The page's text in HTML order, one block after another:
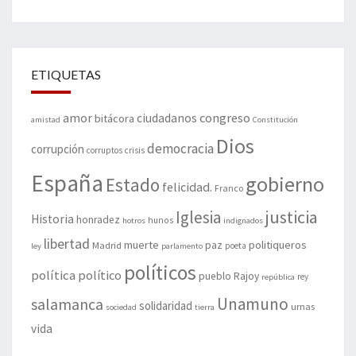
ETIQUETAS
amistad amorbitácora ciudadanos congreso Constitución
corrupción corruptos crisis democracia Dios
España Estado felicidad. Franco gobierno
Historia honradez hotros hunos Iglesia indignados justicia
ley libertad Madrid muerte parlamento paz poeta politiqueros
política político políticos pueblo Rajoy república rey
salamanca sociedad solidaridad tierra Unamuno urnas
vida